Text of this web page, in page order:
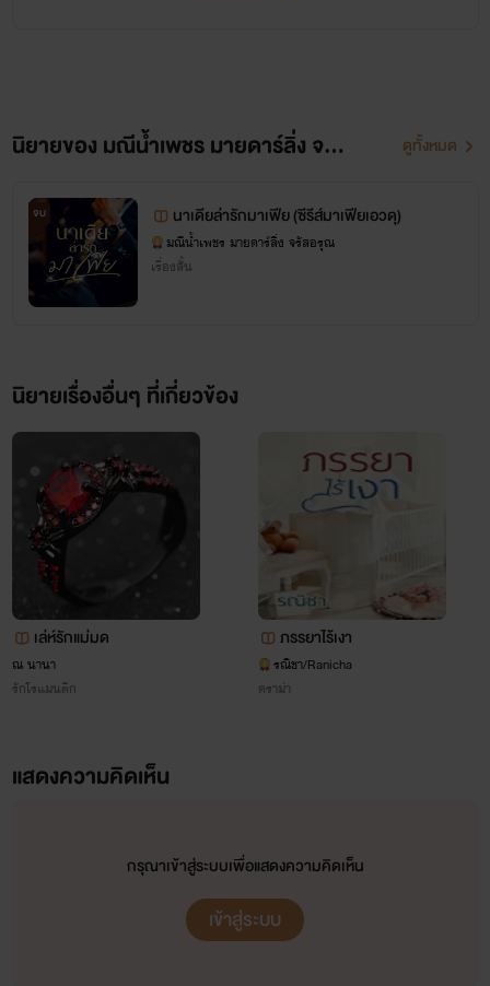
นิยายของ มณีน้ำเพชร มายดาร์ลิ่ง จรัสอรุณ ดูทั้งหมด
จบ นาเดียล่ารักมาเฟีย (ซีรีส์มาเฟียเอวดุ)
มณีน้ำเพชร มายดาร์ลิ่ง จรัสอรุณ
เรื่องสั้น
นิยายเรื่องอื่นๆ ที่เกี่ยวข้อง
เล่ห์รักแม่มด
ณ นานา
รักโรแมนติก
ภรรยาไร้เงา
รณิชา/Ranicha
ดราม่า
แสดงความคิดเห็น
กรุณาเข้าสู่ระบบเพื่อแสดงความคิดเห็น
เข้าสู่ระบบ